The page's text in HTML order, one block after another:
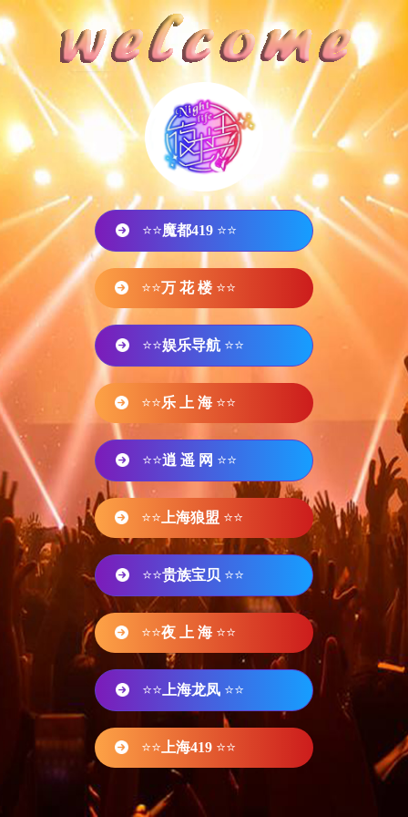
⭐⭐魔都419 ⭐⭐
⭐⭐万 花 楼 ⭐⭐
⭐⭐娱乐导航 ⭐⭐
⭐⭐乐 上 海 ⭐⭐
⭐⭐逍 遥 网 ⭐⭐
⭐⭐ 上海狼盟 ⭐⭐
⭐⭐贵族宝贝 ⭐⭐
⭐⭐夜 上 海 ⭐⭐
⭐⭐ 上海龙凤 ⭐⭐
⭐⭐ 上海419 ⭐⭐